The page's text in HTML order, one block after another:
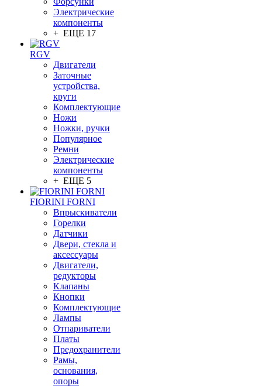
Электрические
компоненты
+ ЕЩЕ 17
RGV
Двигатели
Заточные
устройства,
круги
Комплектующие
Ножи
Ножки, ручки
Популярное
Ремни
Электрические
компоненты
+ ЕЩЕ 5
FIORINI FORNI
Впрыскиватели
Горелки
Датчики
Двери, стекла и
аксессуары
Двигатели,
редукторы
Клапаны
Кнопки
Комплектующие
Лампы
Отпариватели
Платы
Предохранители
Рамы,
основания,
опоры